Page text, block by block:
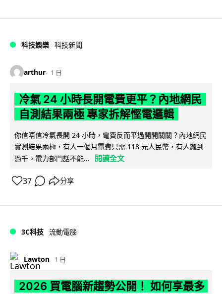
科技娛樂 科技新聞
arthur 1 日
冷氣 24 小時長開電費更平？內地網民
自測結果兩極 專家拆解慳電邏輯
你信唔信冷氣長開 24 小時，電費反而平過開開關關？內地網民
實測結果兩極，有人一個月電費只需 118 元人民幣，有人飆到
過千。電力部門話不能...
閱讀全文
37 分享
3C科技 流動電腦
Lawton 1 日
2026 買電腦新趨勢公開！ 如何享最多